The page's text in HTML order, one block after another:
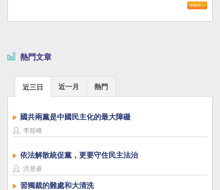
熱門文章
近三日 近一月 熱門
國共兩黨是中國民主化的最大障礙
李筱峰
依法解散統促黨，更要守住民主法治
洪昱睿
習獨裁的難處和大清洗